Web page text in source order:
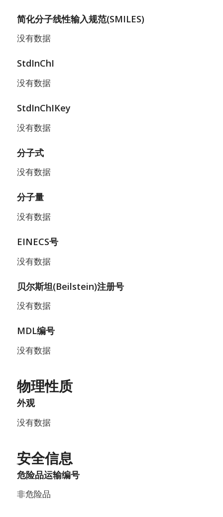
简化分子线性输入规范(SMILES)
没有数据
StdInChI
没有数据
StdInChIKey
没有数据
分子式
没有数据
分子量
没有数据
EINECS号
没有数据
贝尔斯坦(Beilstein)注册号
没有数据
MDL编号
没有数据
物理性质
外观
没有数据
安全信息
危险品运输编号
非危险品